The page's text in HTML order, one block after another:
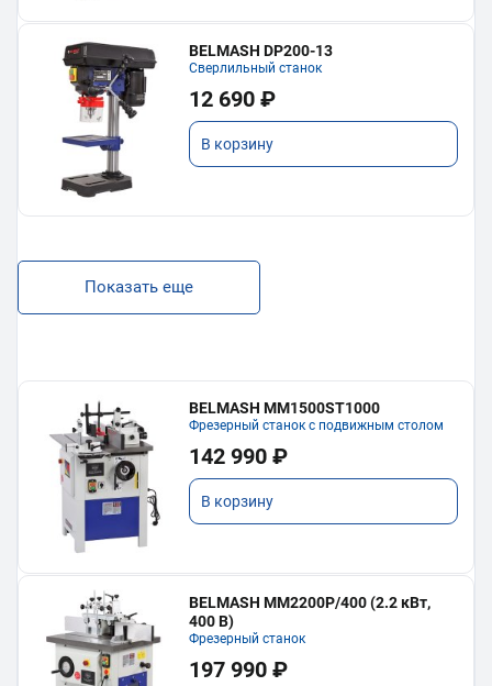
BELMASH DP200-13
Сверлильный станок
12 690 ₽
В корзину
Показать еще
BELMASH MM1500ST1000
Фрезерный станок с подвижным столом
142 990 ₽
В корзину
BELMASH MM2200P/400 (2.2 кВт,
400 В)
Фрезерный станок
197 990 ₽